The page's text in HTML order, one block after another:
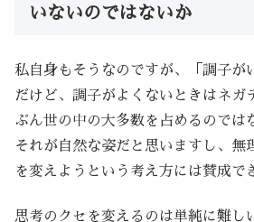
いないのではないか
私自身もそうなのですが、「調子が
だけど、調子がよくないときはネガ
ぶん世の中の大多数を占めるのでは
それが自然な姿だと思いますし、無
を変えようという考え方には賛成で
思考のクセを変えるのは単純に難し